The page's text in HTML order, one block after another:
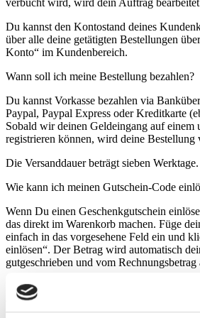
Du kannst den Kontostand deines
über alle deine getätigten Bestellungen
Konto“ im Kundenbereich.
Wann soll ich meine Bestellung bezahlen?
Du kannst Vorkasse bezahlen via
Paypal, Paypal Express oder Kreditkarte
Sobald wir deinen Geldeingang auf einem
registrieren können, wird deine Bestellung
Die Versanddauer beträgt sieben Werktage.
Wie kann ich meinen Gutschein-Code
Wenn Du einen Geschenkgutschein
das direkt im Warenkorb machen. Füge
einfach in das vorgesehene Feld ein und
einlösen“. Der Betrag wird automatisch
gutgeschrieben und vom Rechnungsbetrag
Es wird ein Gutschein pro Bestellung
auszahlbar oder übertragbar.